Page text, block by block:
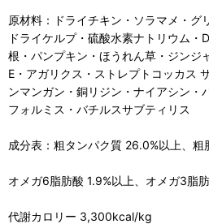
原材料：ドライチキン・ソラマメ・
ドライケルプ・硫酸水素ナトリウム
根・パンプキン・ほうれん草・ジン
E・アガリクス・ストレプトコッカス
ンマンガン・銅リジン・ナイアシン
フォルミス・バチルスサブティリス
成分表：粗タンパク質 26.0%以上、
オメガ6脂肪酸 1.9%以上、オメガ3脂
代謝カロリー 3,300kcal/kg